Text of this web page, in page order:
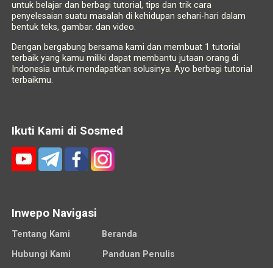
untuk belajar dan berbagi tutorial, tips dan trik cara
penyelesaian suatu masalah di kehidupan sehari-hari dalam
bentuk teks, gambar. dan video.
Dengan bergabung bersama kami dan membuat 1 tutorial
terbaik yang kamu miliki dapat membantu jutaan orang di
Indonesia untuk mendapatkan solusinya. Ayo berbagi tutorial
terbaikmu.
Ikuti Kami di Sosmed
Inwepo Navigasi
Tentang Kami
Beranda
Hubungi Kami
Panduan Penulis